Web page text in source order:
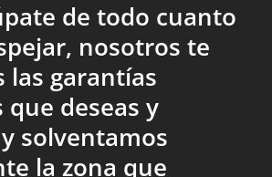
de todo cuanto
nosotros te
las garantías
que deseas y
solventamos
la zona que